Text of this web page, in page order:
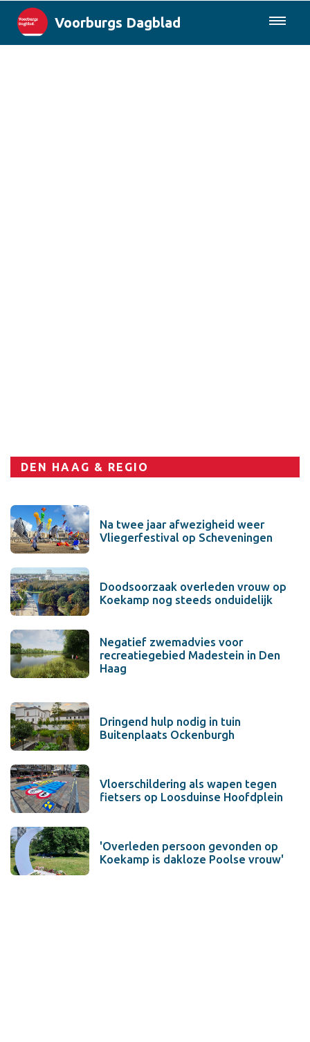
Voorburgs Dagblad
DEN HAAG & REGIO
Na twee jaar afwezigheid weer
Vliegerfestival op Scheveningen
Doodsoorzaak overleden vrouw op
Koekamp nog steeds onduidelijk
Negatief zwemadvies voor
recreatiegebied Madestein in Den
Haag
Dringend hulp nodig in tuin
Buitenplaats Ockenburgh
Vloerschildering als wapen tegen
fietsers op Loosduinse Hoofdplein
'Overleden persoon gevonden op
Koekamp is dakloze Poolse vrouw'